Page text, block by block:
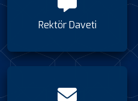
Rektör Daveti